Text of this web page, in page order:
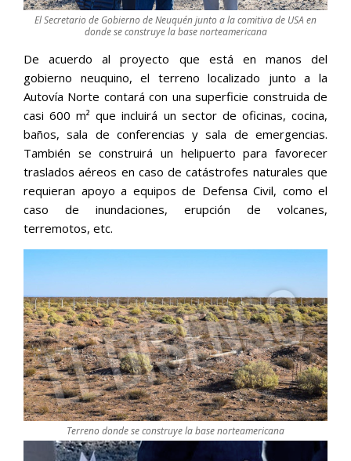
El Secretario de Gobierno de Neuquén junto a la comitiva de USA en
donde se construye la base norteamericana
De acuerdo al proyecto que está en manos del
gobierno neuquino, el terreno localizado junto a la
Autovía Norte contará con una superficie construida de
casi 600 m² que incluirá un sector de oficinas, cocina,
baños, sala de conferencias y sala de emergencias.
También se construirá un helipuerto para favorecer
traslados aéreos en caso de catástrofes naturales que
requieran apoyo a equipos de Defensa Civil, como el
caso de inundaciones, erupción de volcanes,
terremotos, etc.
Terreno donde se construye la base norteamericana